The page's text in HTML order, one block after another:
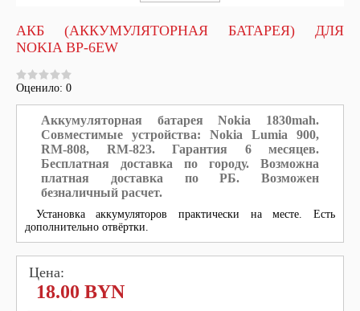
АКБ (АККУМУЛЯТОРНАЯ БАТАРЕЯ) ДЛЯ
NOKIA BP-6EW
Оценило: 0
Аккумуляторная батарея Nokia 1830mah.
Совместимые устройства: Nokia Lumia 900,
RM-808, RM-823. Гарантия 6 месяцев.
Бесплатная доставка по городу. Возможна
платная доставка по РБ.
Возможен
безналичный расчет.
Установка аккумуляторов практически на месте. Есть
дополнительно отвёртки.
Цена:
18.00 BYN